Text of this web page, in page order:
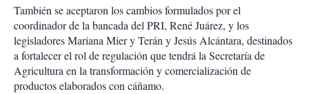
También se aceptaron los cambios formulados por el
coordinador de la bancada del PRI, René Juárez, y los
legisladores Mariana Mier y Terán y Jesús Alcántara, destinados
a fortalecer el rol de regulación que tendrá la Secretaría de
Agricultura en la transformación y comercialización de
productos elaborados con cáñamo.